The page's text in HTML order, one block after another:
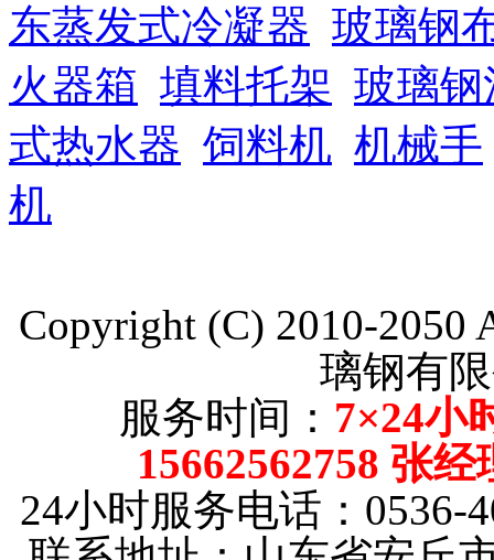
东蒸发式冷凝器 玻璃钢
火器箱 填料托架 玻璃
式热水器 饲料机 机械手
机
Copyright (C) 2010-2050
璃钢有
服务时间： 7×24小
15662562758 张
24小时服务电话：